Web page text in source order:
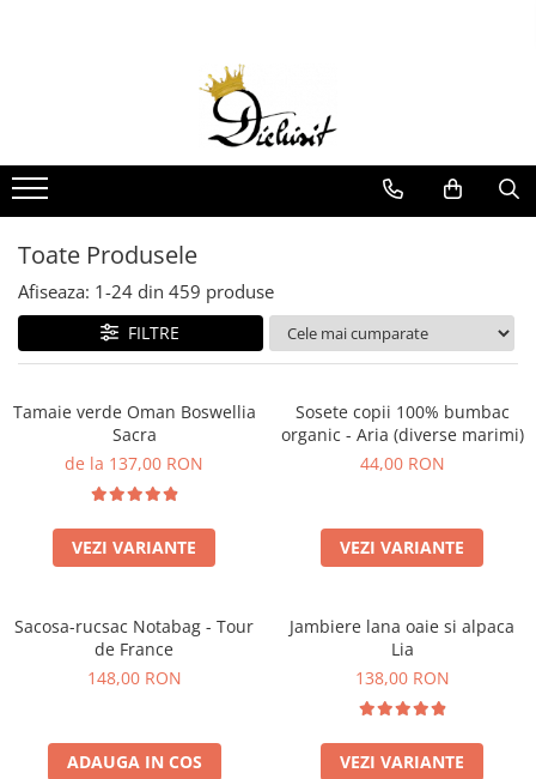
Curele
Sepci
Imbracaminte
Cadouri barbati
Cadouri copii si bebelusi
Jucarii
Imbracaminte Copii
Sosete Copii
Accesorii Copii
Igiena si Ingrijire Copii
Carti Copii
Produse adulti
Produse pentru casa
Prosoape bucatarie
Toate Produsele
Afiseaza: 1-24 din 459 produse
FILTRE
Tamaie verde Oman Boswellia
Sacra
de la 137,00 RON
VEZI VARIANTE
Sosete copii 100% bumbac
organic - Aria (diverse marimi)
44,00 RON
VEZI VARIANTE
Sacosa-rucsac Notabag - Tour
de France
148,00 RON
ADAUGA IN COS
Jambiere lana oaie si alpaca
Lia
138,00 RON
VEZI VARIANTE